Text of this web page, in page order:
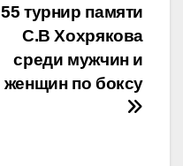
55 турнир памяти
С.В Хохрякова
среди мужчин и
женщин по боксу